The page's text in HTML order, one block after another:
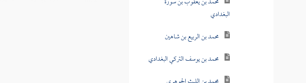
محمد بن يعقوب بن سورة
البغدادي
محمد بن الربيع بن شاهين
محمد بن يوسف التركي البغدادي